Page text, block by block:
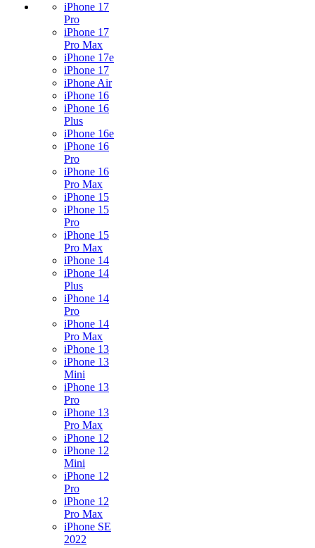
iPhone 17
Pro
iPhone 17
Pro Max
iPhone 17e
iPhone 17
iPhone Air
iPhone 16
iPhone 16
Plus
iPhone 16e
iPhone 16
Pro
iPhone 16
Pro Max
iPhone 15
iPhone 15
Pro
iPhone 15
Pro Max
iPhone 14
iPhone 14
Plus
iPhone 14
Pro
iPhone 14
Pro Max
iPhone 13
iPhone 13
Mini
iPhone 13
Pro
iPhone 13
Pro Max
iPhone 12
iPhone 12
Mini
iPhone 12
Pro
iPhone 12
Pro Max
iPhone SE
2022